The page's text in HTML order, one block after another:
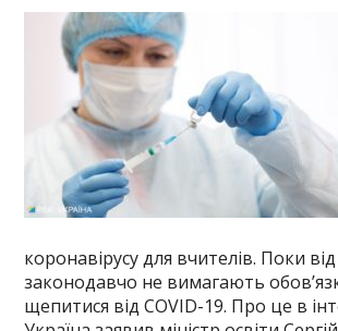
коронавірусу для вчителів. Поки
законодавчо не вимагають
щепитися від COVID-19. Про це в